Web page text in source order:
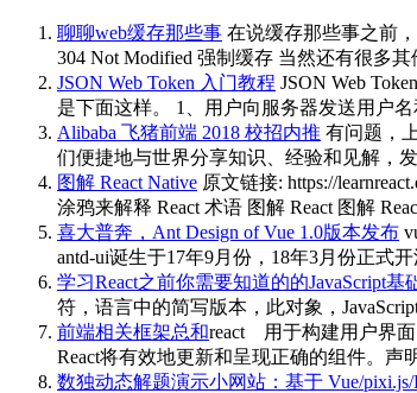
聊聊web缓存那些事 在说缓存那些事之前
304 Not Modified 强制缓存 当然还有很多
JSON Web Token 入门教程 JSON Web
是下面这样。 1、用户向服务器发送用户
Alibaba 飞猪前端 2018 校招内推 有问题，
们便捷地与世界分享知识、经验和见解，
图解 React Native 原文链接: https://
涂鸦来解释 React 术语 图解 React 图解
喜大普奔，Ant Design of Vue 1.0版本发布
antd-ui诞生于17年9月份，18年3月份正式
学习React之前你需要知道的的JavaScript基
符，语言中的简写版本，此对象，
前端相关框架总和react 用于构建用户界面
React将有效地更新和呈现正确的组件。声
数独动态解题演示小网站：基于 Vue/pixi.js/